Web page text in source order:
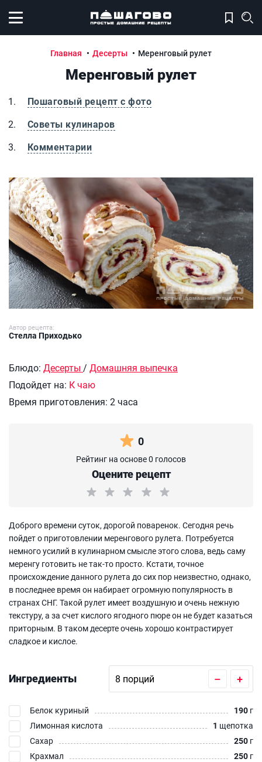
Открыть меню
Главная Десерты Меренговый рулет
Меренговый рулет
Пошаговый рецепт с фото
Советы кулинаров
Комментарии
Меренговый рулет
Автор рецепта:
Стелла Приходько
Блюдо: Десерты / Домашняя выпечка
Подойдет на: К чаю
Время приготовления: 2 часа
0
Рейтинг на основе 0 голосов
Оцените рецепт
Доброго времени суток, дорогой поваренок. Сегодня речь
пойдет о приготовлении меренгового рулета. Потребуется
немного усилий в кулинарном смысле этого слова, ведь саму
меренгу готовить не так-то просто. Кстати, точное
происхождение данного рулета до сих пор неизвестно, однако,
в последнее время он набирает огромную популярность в
странах СНГ. Такой рулет имеет воздушную и очень нежную
текстуру, а за счет кислого ягодного пюре он не будет казаться
приторным. В таком десерте очень хорошо контрастирует
сладкое и кислое.
Ингредиенты – +
Белок куриный 190 г
Лимонная кислота
1 щепотка
Сахар
250 г
Крахмал
250 г